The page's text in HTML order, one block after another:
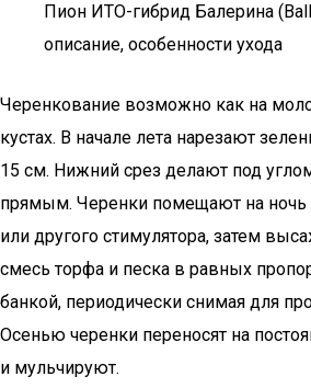
Пион ИТО-гибрид Балерина
описание, особенности ухода
Черенкование возможно как на
кустах. В начале лета нарезают
15 см. Нижний срез делают под
прямым. Черенки помещают на ночь
или другого стимулятора, затем
смесь торфа и песка в равных
банкой, периодически снимая для
Осенью черенки переносят на
и мульчируют.